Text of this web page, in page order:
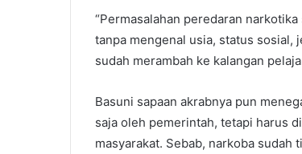
“Permasalahan peredaran
tanpa mengenal usia, status sosial,
sudah merambah ke kalangan
Basuni sapaan akrabnya pun
saja oleh pemerintah, tetapi harus
masyarakat. Sebab, narkoba